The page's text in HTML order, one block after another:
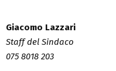
Giacomo Lazzari
Staff del Sindaco
075 8018 203